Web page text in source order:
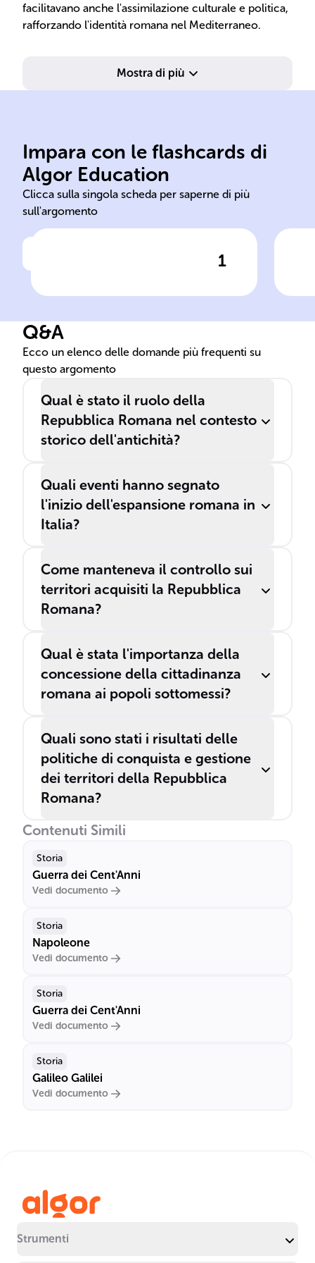
facilitavano anche l'assimilazione culturale e politica,
rafforzando l'identità romana nel Mediterraneo.
Mostra di più
Impara con le flashcards di
Algor Education
Clicca sulla singola scheda per saperne di più
sull'argomento
1
Repubblica Romana
Serie di guerre e conquiste,
espansione territoriale
dall'Europa all'Africa e
Q&A
Ecco un elenco delle domande più frequenti su
questo argomento
Qual è stato il ruolo della
Repubblica Romana nel contesto
storico dell'antichità?
Quali eventi hanno segnato
l'inizio dell'espansione romana in
Italia?
Come manteneva il controllo sui
territori acquisiti la Repubblica
Romana?
Qual è stata l'importanza della
concessione della cittadinanza
romana ai popoli sottomessi?
Quali sono stati i risultati delle
politiche di conquista e gestione
dei territori della Repubblica
Romana?
Contenuti Simili
Storia
Guerra dei Cent'Anni
Vedi documento
Storia
Napoleone
Vedi documento
Storia
Guerra dei Cent'Anni
Vedi documento
Storia
Galileo Galilei
Vedi documento
Strumenti